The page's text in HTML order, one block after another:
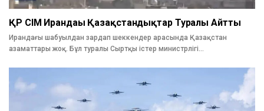
ҚР СІМ Ирандағы Қазақстандықтар Туралы Айтты
Ирандағы шабуылдан зардап шеккендер арасында Қазақстан
азаматтары жоқ. Бұл туралы Сыртқы істер министрлігі…